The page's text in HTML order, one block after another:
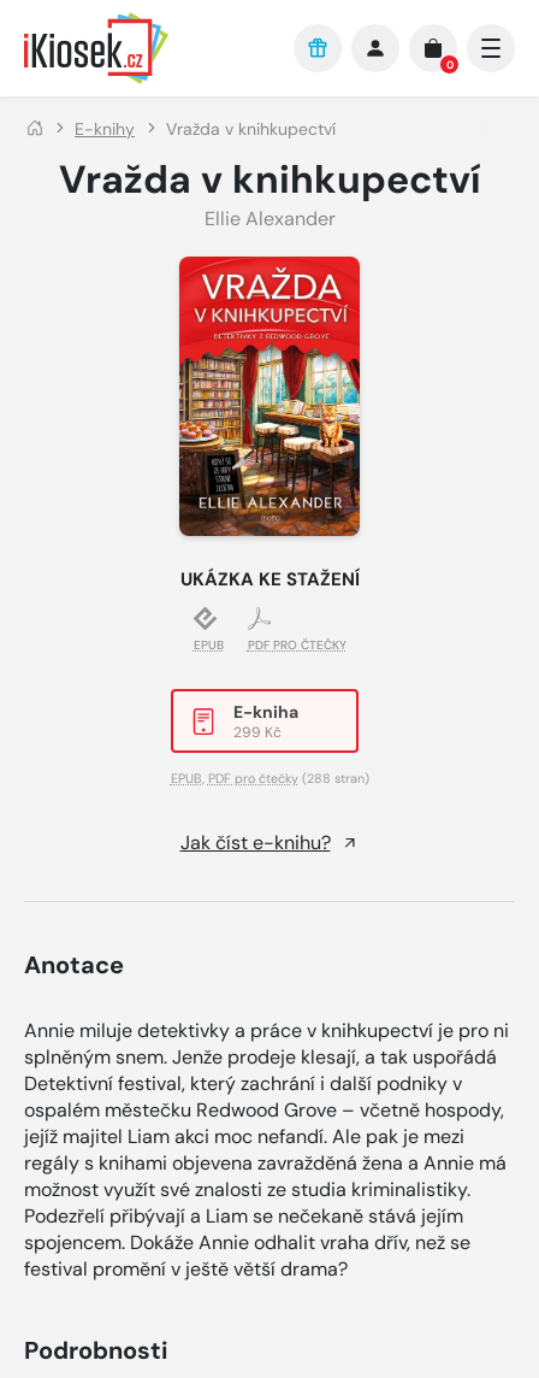
Přejít na hlavní obsah
0
E-knihy Vražda v knihkupectví
Vražda v knihkupectví
Ellie Alexander
UKÁZKA KE STAŽENÍ
EPUB PDF PRO ČTEČKY
E-kniha
299 Kč
EPUB, PDF pro čtečky(288 stran)
Jak číst e-knihu?
Anotace
Annie miluje detektivky a práce v knihkupectví je pro ni
splněným snem. Jenže prodeje klesají, a tak uspořádá
Detektivní festival, který zachrání i další podniky v
ospalém městečku Redwood Grove – včetně hospody,
jejíž majitel Liam akci moc nefandí. Ale pak je mezi
regály s knihami objevena zavražděná žena a Annie má
možnost využít své znalosti ze studia kriminalistiky.
Podezřelí přibývají a Liam se nečekaně stává jejím
spojencem. Dokáže Annie odhalit vraha dřív, než se
festival promění v ještě větší drama?
Podrobnosti